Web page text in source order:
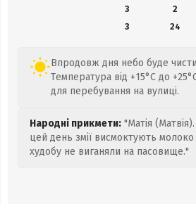
3
2
3
24
Впродовж дня небо буде
Температура від +15°C до
для перебування на вулиці.
Народні прикмети: "Матія
цей день змії висмоктують молоко
худобу не виганяли на пасовище."